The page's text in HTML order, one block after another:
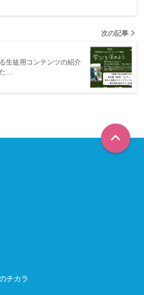
次の記事
生徒用コンテンツの紹介
…
チカラ